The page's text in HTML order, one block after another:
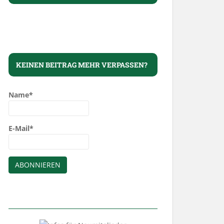
KEINEN BEITRAG MEHR VERPASSEN?
Name*
E-Mail*